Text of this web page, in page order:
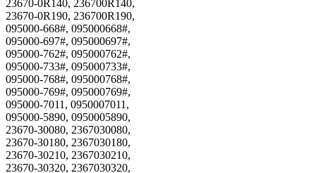
23670-0R140, 236700R140,
23670-0R190, 236700R190,
095000-668#, 095000668#,
095000-697#, 095000697#,
095000-762#, 095000762#,
095000-733#, 095000733#,
095000-768#, 095000768#,
095000-769#, 095000769#,
095000-7011, 0950007011,
095000-5890, 0950005890,
23670-30080, 2367030080,
23670-30180, 2367030180,
23670-30210, 2367030210,
23670-30320, 2367030320,